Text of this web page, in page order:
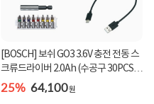
[BOSCH] 보쉬 GO3 3.6V 충전 전동 스
크류드라이버 2.0Ah (수공구 30PCS
증정)
25% 64,100원